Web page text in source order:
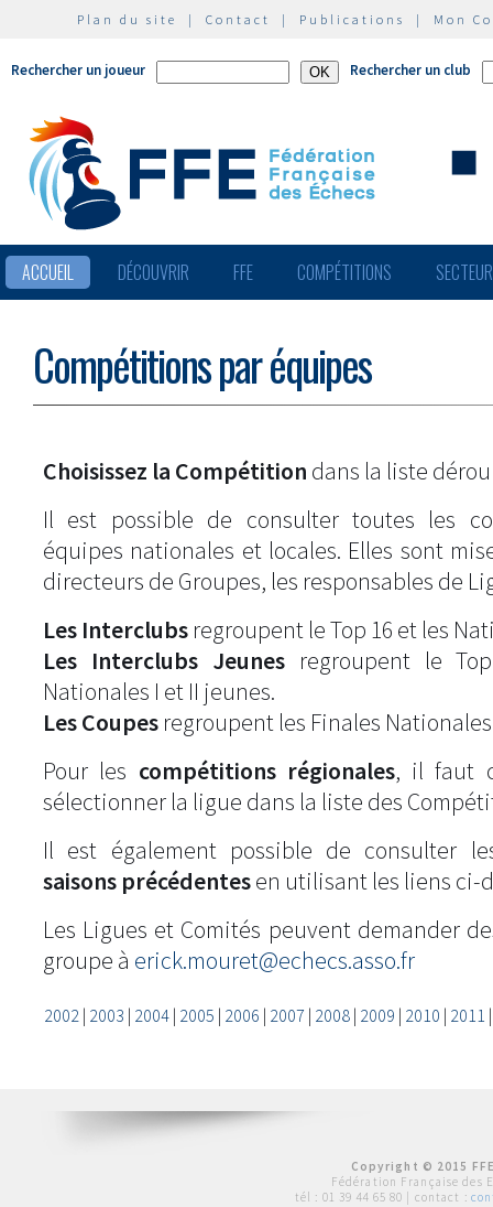
Plan du site | Contact | Publications | Mon
Rechercher un joueur Rechercher un club
ACCUEIL DÉCOUVRIR FFE COMPÉTITIONS
Compétitions par équipes
Choisissez la Compétition dans la liste
Il est possible de consulter toutes les
équipes nationales et locales. Elles sont
directeurs de Groupes, les responsables de
Les Interclubs regroupent le Top 16 et les
Les Interclubs Jeunesregroupent le
Nationales I et II jeunes.
Les Coupes regroupent les Finales
Pour les compétitions régionales, il faut
sélectionner la ligue dans la liste des
Il est également possible de consulter
saisons précédentesen utilisant les liens ci-
Les Ligues et Comités peuvent demander
groupe à erick.mouret@echecs.asso.fr
2002| 2003 | 2004| 2005 | 2006 | 2007 | 2008| 2009 | 2010 | 2011
Copyright © 2015
Fédération Française des
tél : 01 39 44 65 80 | contact :